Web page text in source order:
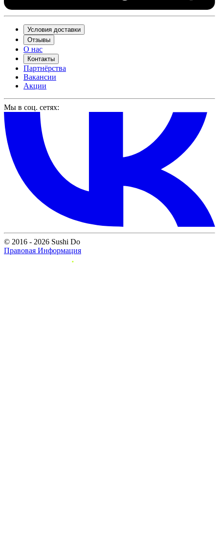
Условия доставки
Отзывы
О нас
Контакты
Партнёрства
Вакансии
Акции
Мы в соц. сетях:
© 2016 - 2026 Sushi Do
Правовая Информация